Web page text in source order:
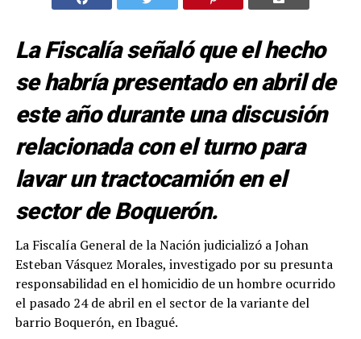
La Fiscalía señaló que el hecho
se habría presentado en abril de
este año durante una discusión
relacionada con el turno para
lavar un tractocamión en el
sector de Boquerón.
La Fiscalía General de la Nación judicializó a Johan
Esteban Vásquez Morales, investigado por su presunta
responsabilidad en el homicidio de un hombre ocurrido
el pasado 24 de abril en el sector de la variante del
barrio Boquerón, en Ibagué.